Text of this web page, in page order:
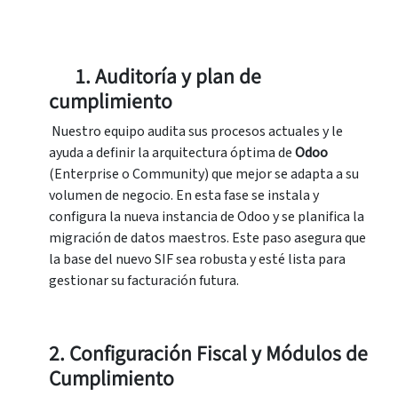
1. Auditoría y plan de
cumplimiento
Nuestro equipo audita sus procesos actuales y le
ayuda a definir la arquitectura óptima deOdoo
(Enterprise o Community) que mejor se adapta a su
volumen de negocio. En esta fase se instala y
configura la nueva instancia de Odoo y se planifica la
migración de datos maestros. Este paso asegura que
la base del nuevo SIF sea robusta y esté lista para
gestionar su facturación futura.
2. Configuración Fiscal y Módulos de
Cumplimiento